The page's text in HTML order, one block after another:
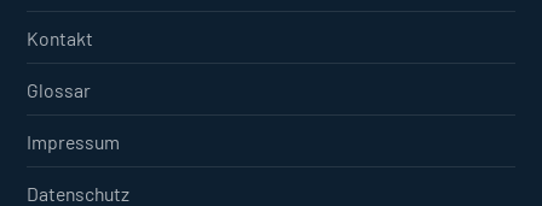
Kontakt
Glossar
Impressum
Datenschutz